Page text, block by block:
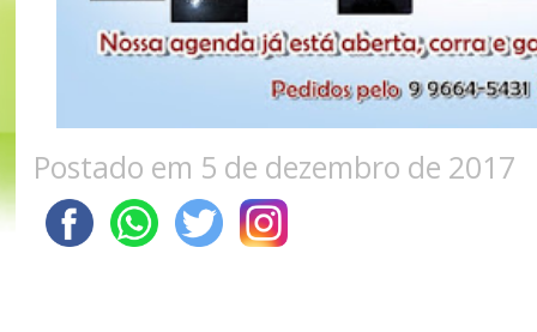
Postado em 5 de dezembro de 2017